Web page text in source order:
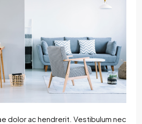
dolor ac hendrerit. Vestibulum nec